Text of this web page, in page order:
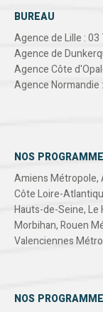
BUREAU
Agence de Lille : 03
Agence de
Agence Côte
Agence Normandie
NOS
Amiens Métropole,
Côte Loire-
Hauts-de-Seine,Le
Morbihan,Rouen
Valenciennes
NOS